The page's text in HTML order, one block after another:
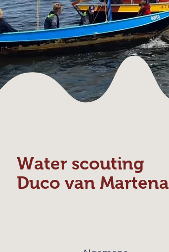
Water scouting
Duco van Martena